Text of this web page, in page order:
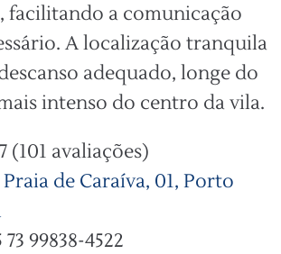
facilitando a comunicação
A localização tranquila
adequado, longe do
intenso do centro da vila.
(101 avaliações)
Praia de Caraíva, 01, Porto
73 99838-4522